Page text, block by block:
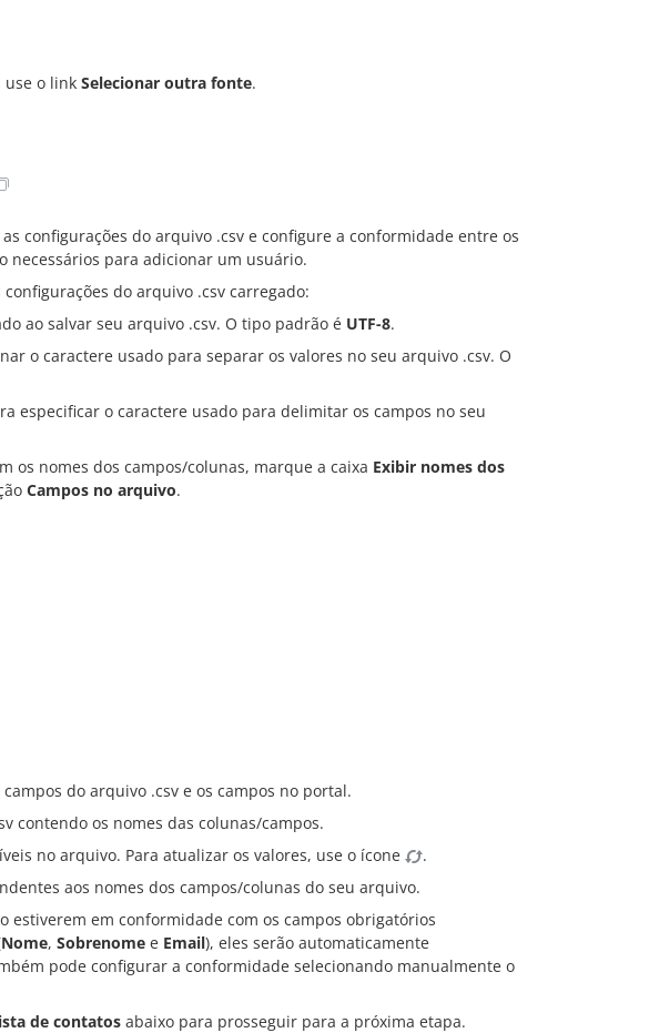
use o link Selecionar outra fonte.
configurações do arquivo .csv e configure a conformidade entre os
necessários para adicionar um usuário.
do arquivo .csv carregado:
ao salvar seu arquivo .csv. O tipo padrão é UTF-8.
o caractere usado para separar os valores no seu arquivo .csv. O
especificar o caractere usado para delimitar os campos no seu
os nomes dos campos/colunas, marque a caixa Exibir nomes dos
Campos no arquivo.
do arquivo .csv e os campos no portal.
contendo os nomes das colunas/campos.
no arquivo. Para atualizar os valores, use o ícone
.
aos nomes dos campos/colunas do seu arquivo.
estiverem em conformidade com os campos obrigatórios
Nome, Sobrenome e Email), eles serão automaticamente
pode configurar a conformidade selecionando manualmente o
de contatos abaixo para prosseguir para a próxima etapa.